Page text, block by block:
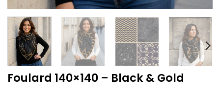
Foulard 140×140 – Black & Gold